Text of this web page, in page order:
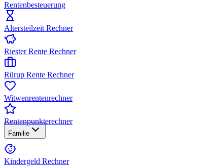
Rentenbesteuerung
Altersteilzeit Rechner
Riester Rente Rechner
Rürup Rente Rechner
Witwenrentenrechner
Rentenpunkterechner
Familie
Kindergeld Rechner